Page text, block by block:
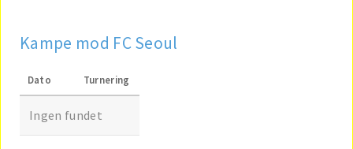
Kampe mod FC Seoul
Dato Turnering
Ingen fundet